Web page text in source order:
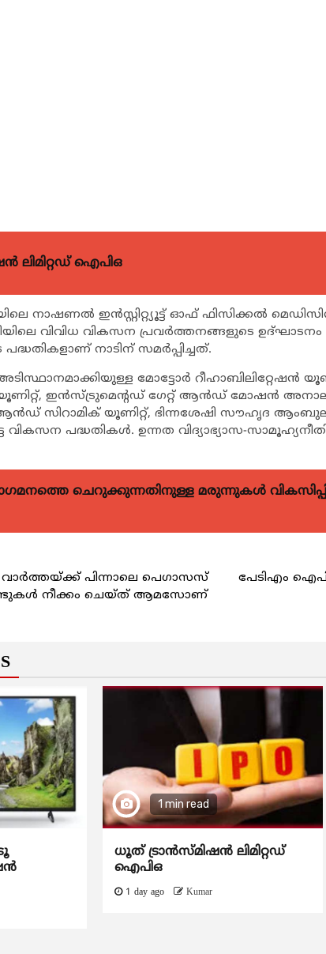
ലിമിറ്റഡ് ഐപിഒ
നാഷണല്‍ ഇന്‍സ്റ്റിറ്റ്യൂട്ട് ഓഫ് ഫിസിക്കല്‍
വിവിധ വികസന പ്രവര്‍ത്തനങ്ങളുടെ ഉദ്ഘാടനം
നാടിന് സമര്‍പ്പിച്ചത്.
അടിസ്ഥാനമാക്കിയുള്ള മോട്ടോര്‍
യൂണിറ്റ്, ഇന്‍സ്ട്രുമെന്‍റഡ് ഗേറ്റ് ആന്‍ഡ് മോഷന്‍
ആന്‍ഡ് സിറാമിക് യൂണിറ്റ്, ഭിന്നശേഷി സൗഹൃദ
വികസന പദ്ധതികള്‍. ഉന്നത വിദ്യാഭ്യാസ-
ചെറുക്കുന്നതിനുള്ള മരുന്നുകള്‍
പിന്നാലെ പെഗാസസ്
നീക്കം ചെയ്ത് ആമസോണ്
പേടിഎം
1 min read
ധൂത് ട്രാൻസ്മിഷൻ ലിമിറ്റഡ്
ഐപിഒ
1 day ago Kumar